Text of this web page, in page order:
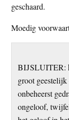
geschaard.
Moedig
BIJSLUITER:
groot
onbeheerst
ongeloof,